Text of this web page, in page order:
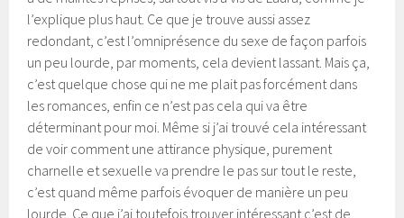
l’explique plus haut. Ce que je trouve aussi assez
redondant, c’est l’omniprésence du sexe de façon parfois
un peu lourde, par moments, cela devient lassant. Mais ça,
c’est quelque chose qui ne me plait pas forcément dans
les romances, enfin ce n’est pas cela qui va être
déterminant pour moi. Même si j’ai trouvé cela intéressant
de voir comment une attirance physique, purement
charnelle et sexuelle va prendre le pas sur tout le reste,
c’est quand même parfois évoquer de manière un peu
lourde. Ce que j’ai toutefois trouver intéressant c’est de